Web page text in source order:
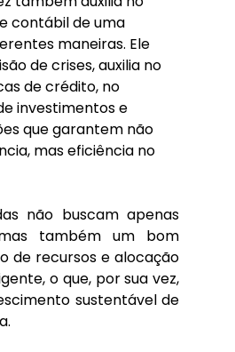
contábil de uma
maneiras. Ele
de crises, auxilia no
de crédito, no
investimentos e
que garantem não
mas eficiência no
não buscam apenas
também um bom
de recursos e alocação
o que, por sua vez,
sustentável de